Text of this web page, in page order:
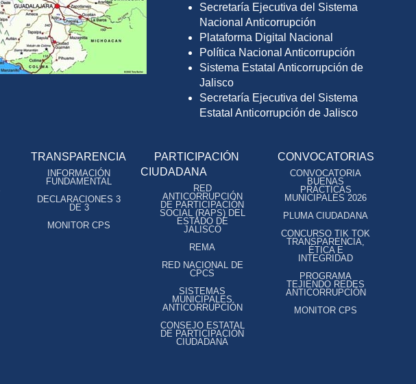
Secretaría Ejecutiva del Sistema
Nacional Anticorrupción
Plataforma Digital Nacional
Política Nacional Anticorrupción
Sistema Estatal Anticorrupción de
Jalisco
Secretaría Ejecutiva del Sistema
Estatal Anticorrupción de Jalisco
TRANSPARENCIA
INFORMACIÓN
FUNDAMENTAL
DECLARACIONES 3
DE 3
MONITOR CPS
PARTICIPACIÓN
CIUDADANA
RED
ANTICORRUPCIÓN
DE PARTICIPACIÓN
SOCIAL (RAPS) DEL
ESTADO DE
JALISCO
REMA
RED NACIONAL DE
CPCS
SISTEMAS
MUNICIPALES
ANTICORRUPCIÓN
CONSEJO ESTATAL
DE PARTICIPACIÓN
CIUDADANA
CONVOCATORIAS
CONVOCATORIA
BUENAS
PRÁCTICAS
MUNICIPALES 2026
PLUMA CIUDADANA
CONCURSO TIK TOK
TRANSPARENCIA,
ÉTICA E
INTEGRIDAD
PROGRAMA
TEJIENDO REDES
ANTICORRUPCIÓN
MONITOR CPS